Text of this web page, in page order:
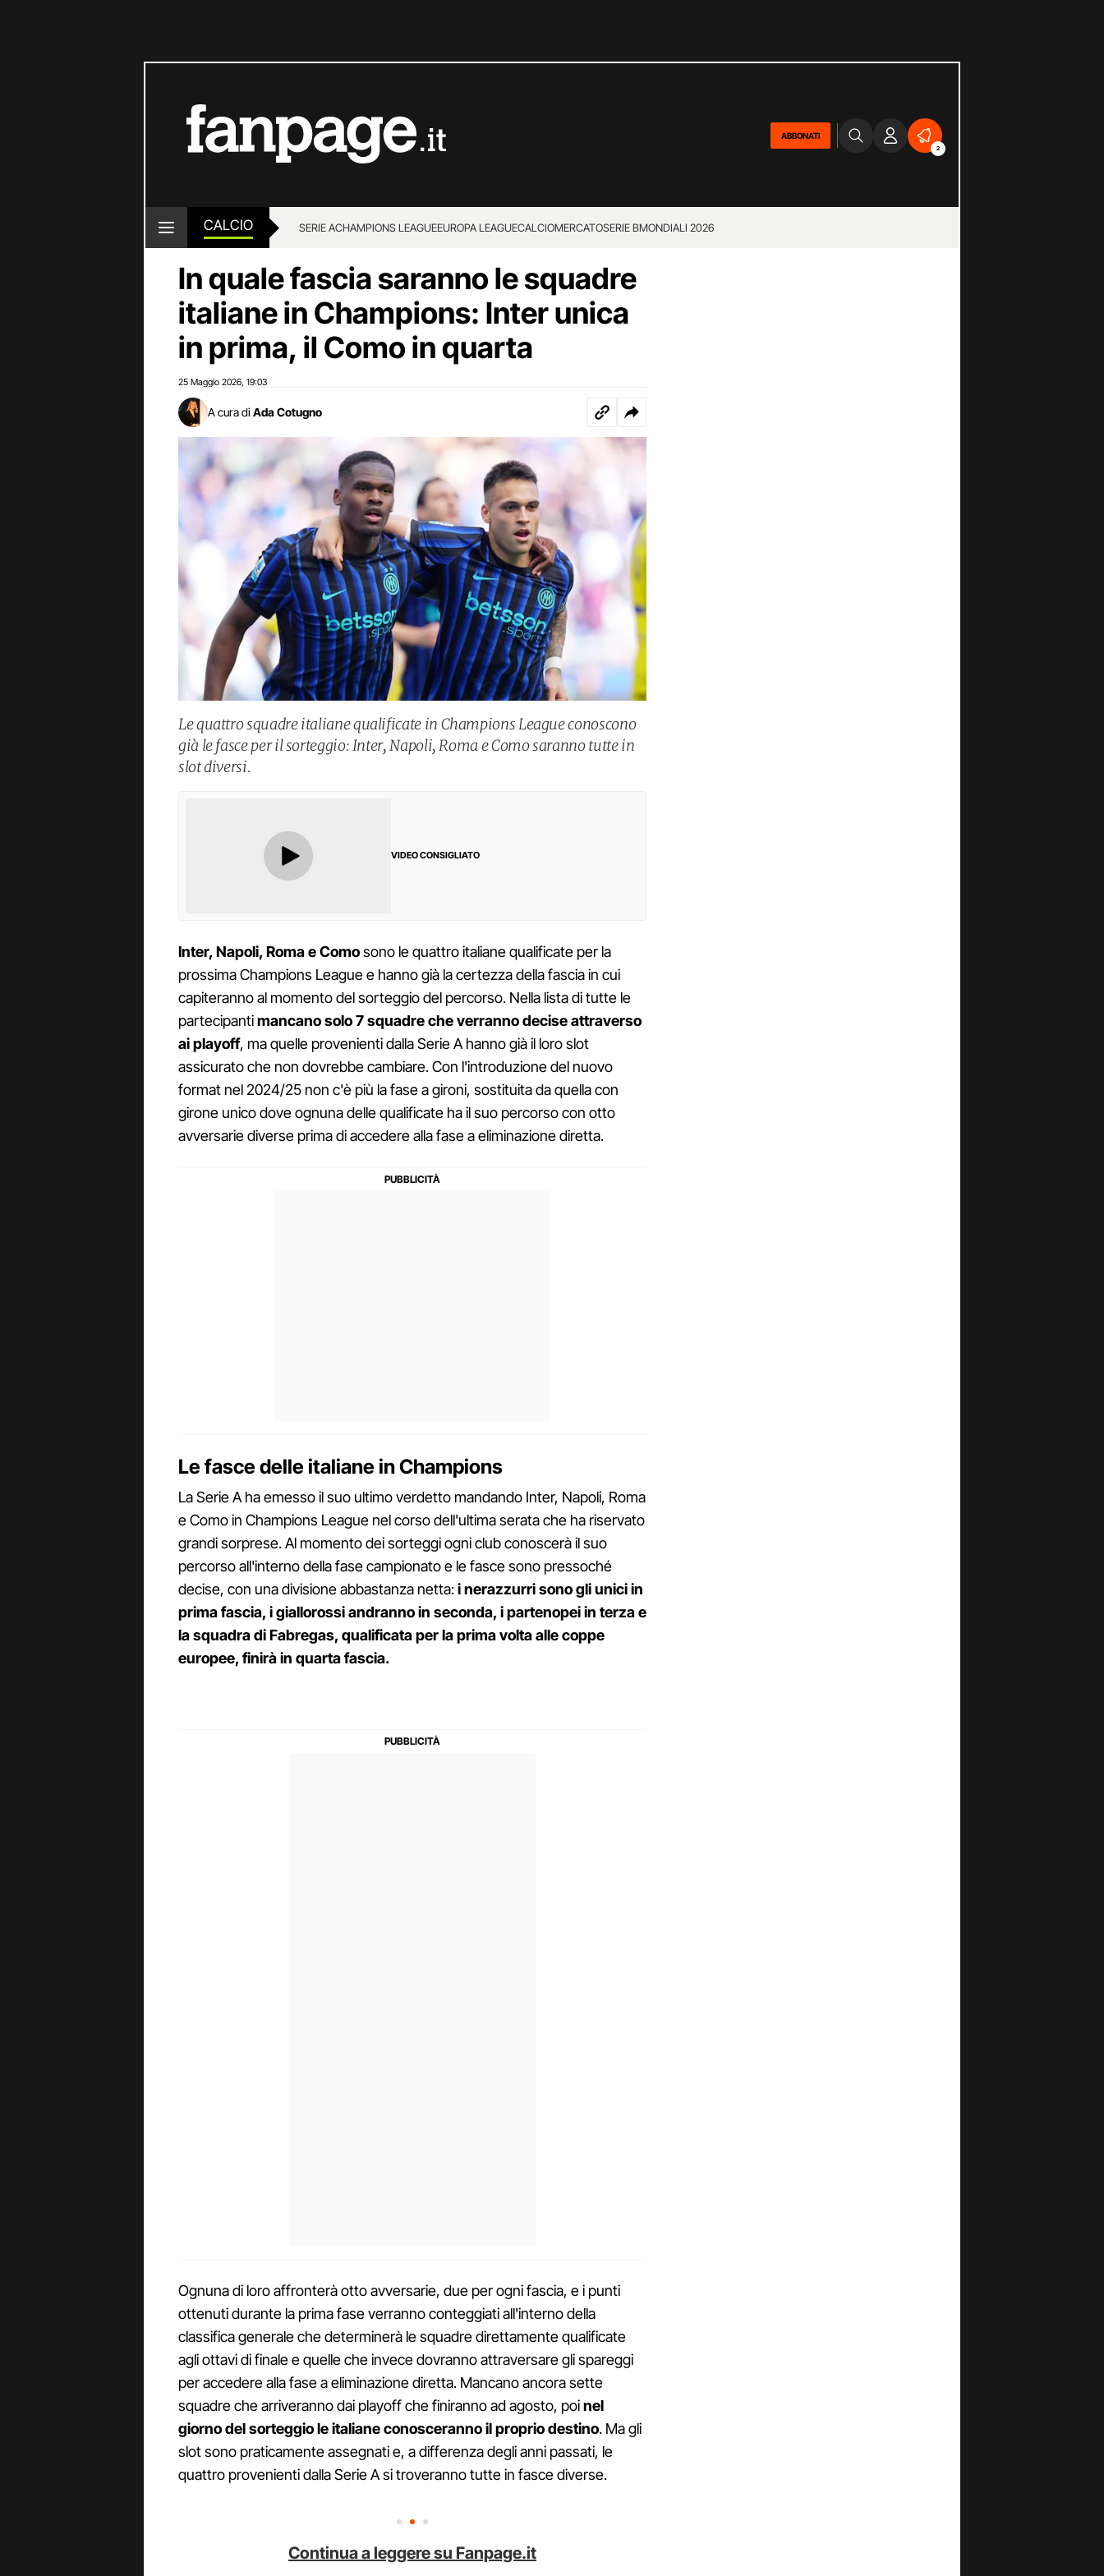
ABBONATI
2
CALCIO SERIE ACHAMPIONS LEAGUEEUROPA LEAGUECALCIOMERCATOSERIE BMONDIALI 2026
In quale fascia saranno le squadre
italiane in Champions: Inter unica
in prima, il Como in quarta
25 Maggio 2026 19:03
A cura di Ada Cotugno
Le quattro squadre italiane qualificate in Champions League conoscono
già le fasce per il sorteggio: Inter, Napoli, Roma e Como saranno tutte in
slot diversi.
VIDEO CONSIGLIATO
Inter, Napoli, Roma e Comosono le quattro italiane qualificate per la
prossima Champions League e hanno già la certezza della fascia in cui
capiteranno al momento del sorteggio del percorso. Nella lista di tutte le
partecipantimancano solo 7 squadre che verranno decise attraverso
ai playoff, ma quelle provenienti dalla Serie A hanno già il loro slot
assicurato che non dovrebbe cambiare. Con l'introduzione del nuovo
format nel 2024/25 non c'è più la fase a gironi, sostituita da quella con
girone unico dove ognuna delle qualificate ha il suo percorso con otto
avversarie diverse prima di accedere alla fase a eliminazione diretta.
Le fasce delle italiane in Champions
La Serie A ha emesso il suo ultimo verdetto mandando Inter, Napoli, Roma
e Como in Champions League nel corso dell'ultima serata che ha riservato
grandi sorprese. Al momento dei sorteggi ogni club conoscerà il suo
percorso all'interno della fase campionato e le fasce sono pressoché
decise, con una divisione abbastanza netta:i nerazzurri sono gli unici in
prima fascia, i giallorossi andranno in seconda, i partenopei in terza e
la squadra di Fabregas, qualificata per la prima volta alle coppe
europee, finirà in quarta fascia.
Ognuna di loro affronterà otto avversarie, due per ogni fascia, e i punti
ottenuti durante la prima fase verranno conteggiati all'interno della
classifica generale che determinerà le squadre direttamente qualificate
agli ottavi di finale e quelle che invece dovranno attraversare gli spareggi
per accedere alla fase a eliminazione diretta. Mancano ancora sette
squadre che arriveranno dai playoff che finiranno ad agosto, poinel
giorno del sorteggio le italiane conosceranno il proprio destino. Ma gli
slot sono praticamente assegnati e, a differenza degli anni passati, le
quattro provenienti dalla Serie A si troveranno tutte in fasce diverse.
Continua a leggere su Fanpage.it